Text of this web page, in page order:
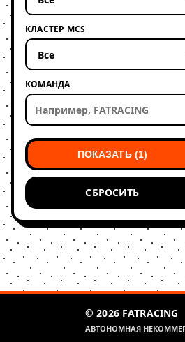
КЛАСТЕР MCS
КОМАНДА
ПОКАЗАТЬ (1)
СБРОСИТЬ
© 2026 FATRACING
АВТОНОМНАЯ